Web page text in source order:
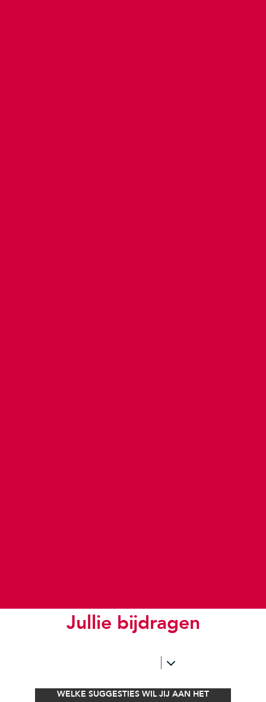
Jullie bijdragen
WELKE SUGGESTIES WIL JIJ AAN HET